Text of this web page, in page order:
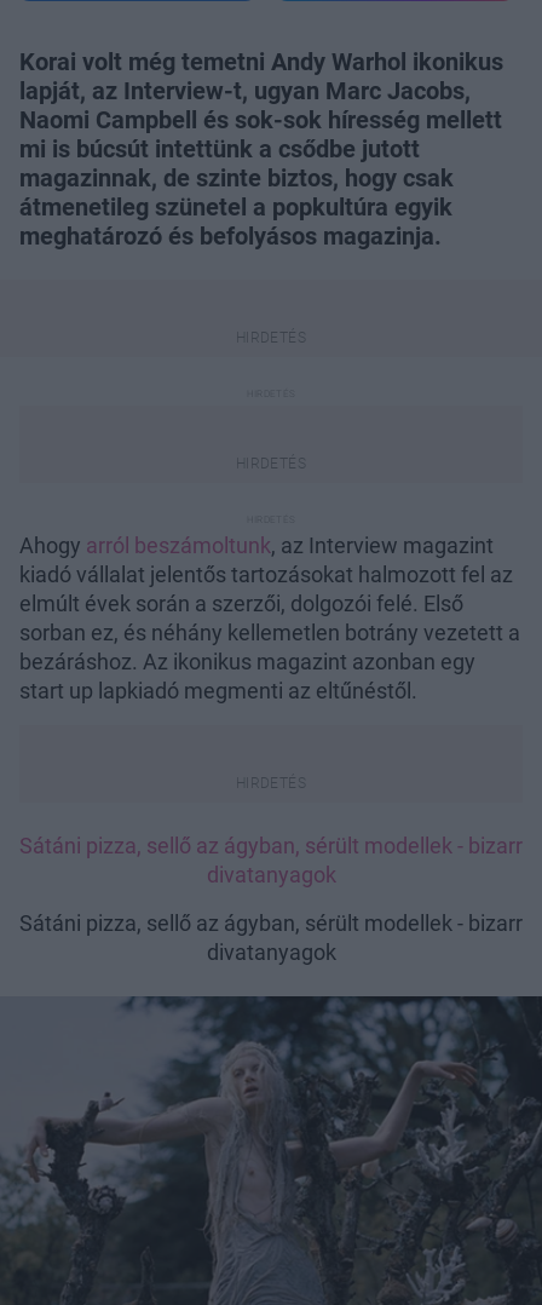
Korai volt még temetni Andy Warhol ikonikus
lapját, az Interview-t, ugyan Marc Jacobs,
Naomi Campbell és sok-sok híresség mellett
mi is búcsút intettünk a csődbe jutott
magazinnak, de szinte biztos, hogy csak
átmenetileg szünetel a popkultúra egyik
meghatározó és befolyásos magazinja.
Ahogy arról beszámoltunk, az Interview magazint
kiadó vállalat jelentős tartozásokat halmozott fel az
elmúlt évek során a szerzői, dolgozói felé. Első
sorban ez, és néhány kellemetlen botrány vezetett a
bezáráshoz. Az ikonikus magazint azonban egy
start up lapkiadó megmenti az eltűnéstől.
Sátáni pizza, sellő az ágyban, sérült modellek - bizarr
divatanyagok
Sátáni pizza, sellő az ágyban, sérült modellek - bizarr
divatanyagok